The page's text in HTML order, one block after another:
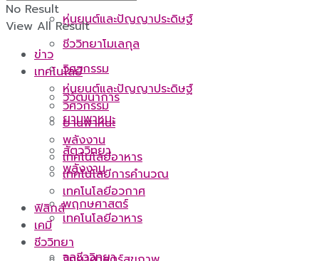
ชีววิทยาโมเลกุล
วิวัฒนาการ
สัตววิทยา
พฤกษศาสตร์
จุลชีววิทยา
หุ่นยนต์และปัญญาประดิษฐ์
วิศวกรรม
ยานพาหนะ
พลังงาน
เทคโนโลยีอาหาร
No Result
View All Result
ข่าว
เทคโนโลยี
หุ่นยนต์และปัญญาประดิษฐ์
วิศวกรรม
ยานพาหนะ
พลังงาน
เทคโนโลยีอาหาร
เทคโนโลยีการคำนวณ
เทคโนโลยีอวกาศ
ฟิสิกส์
เคมี
ชีววิทยา